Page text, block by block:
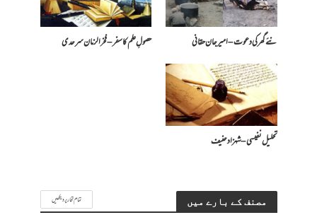
نئے گھر کی دعوت – امیرجان حقانی حصولِ علم کا سفر – فخرالزمان سرحدی
تحلیل نفیسی – شہزاد حنیف
مصنف کے بارے میں تمام تحاریر دیکھیں